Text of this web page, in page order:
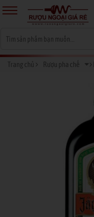
Trang chủ Rượu pha chế